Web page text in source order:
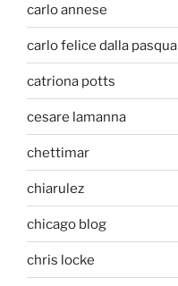
carlo annese
carlo felice dalla pasqua
catriona potts
cesare lamanna
chettimar
chiarulez
chicago blog
chris locke